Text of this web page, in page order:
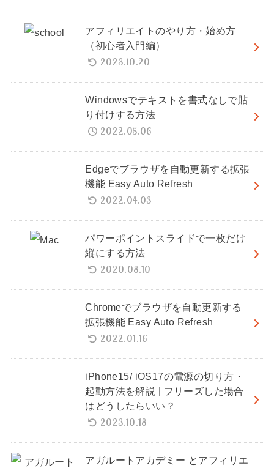
アフィリエイトのやり方・始め方
（初心者入門編）
2023.10.20
Windowsでテキストを書式なしで貼
り付けする方法
2022.05.06
Edgeでブラウザを自動更新する拡張
機能 Easy Auto Refresh
2022.04.03
パワーポイントスライドで一枚だけ
縦にする方法
2020.08.10
Chromeでブラウザを自動更新する
拡張機能 Easy Auto Refresh
2022.01.16
iPhone15/ iOS17の電源の切り方・
起動方法を解説 | フリーズした場合
はどうしたらいい？
2023.10.18
アガルートアカデミー とアフィリエ